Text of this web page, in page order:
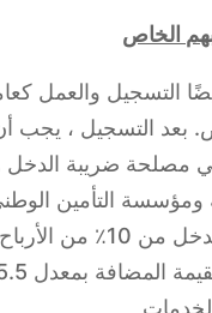
الخاص
التسجيل والعمل
بعد التسجيل ، يجب
مصلحة ضريبة الدخل
ومؤسسة التأمين
فرض ضريبة الدخل من 10٪